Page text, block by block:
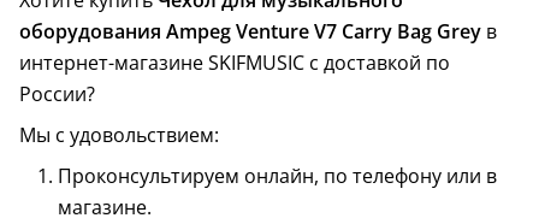
оборудования Ampeg Venture V7 Carry Bag Grey в
интернет-магазине SKIFMUSIC с доставкой по
России?
Мы с удовольствием:
Проконсультируем онлайн, по телефону или в
магазине.